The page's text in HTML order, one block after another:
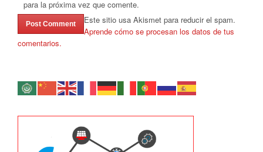
para la próxima vez que comente.
Este sitio usa Akismet para reducir el spam.
Aprende cómo se procesan los datos de tus
comentarios.